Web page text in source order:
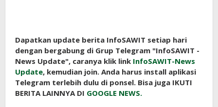
Dapatkan update berita InfoSAWIT setiap hari
dengan bergabung di Grup Telegram "InfoSAWIT -
News Update", caranya klik link InfoSAWIT-News
Update, kemudian join. Anda harus install aplikasi
Telegram terlebih dulu di ponsel. Bisa juga IKUTI
BERITA LAINNYA DI GOOGLE NEWS.